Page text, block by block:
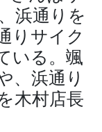
浜通りを
りサイク
いる。颯
、浜通り
木村店長